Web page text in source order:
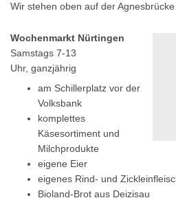
Wir stehen oben auf der
Wochenmarkt Nürtingen
Samstags 7-13
Uhr, ganzjährig
am Schillerplatz vor der
Volksbank
komplettes
Käsesortiment und
Milchprodukte
eigene Eier
eigenes Rind- und
Bioland-Brot aus Deizisau